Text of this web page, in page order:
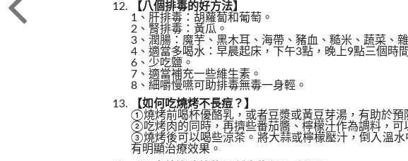
【八個排毒的好方法】
1、肝排毒：胡蘿蔔和葡萄。
2、腎排毒：黃瓜。
3、潤腸：魔芋、黑木耳、海帶、豬血、糙米、蔬菜、雜
4、適當多喝水：早晨起床，下午3點，晚上9點三個時
6、少吃鹽。
7、適當補充一些維生素。
8、細嚼慢嚥可助排毒無毒一身輕。
【如何吃燒烤不長痘？】
①燒烤前喝杯優酪乳，或者豆漿或黃豆芽湯，有助於預
②吃烤肉的同時，再擠些番茄醬、檸檬汁作為調料，可
③燒烤後可以喝些涼茶。將大蒜或檸檬壓汁，倒入溫
有明顯治療效果。